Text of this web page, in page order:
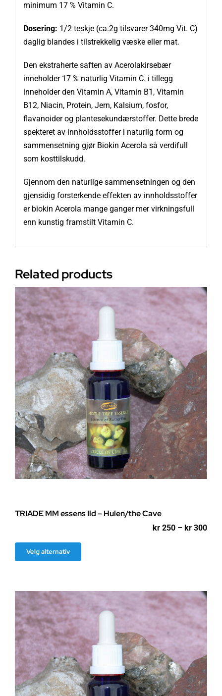
minimum 17 % Vitamin C.
Dosering: 1/2 teskje (ca.2g tilsvarer 340mg Vit. C)
daglig blandes i tilstrekkelig væske eller mat.
Den ekstraherte saften av Acerolakirsebær
inneholder 17 % naturlig Vitamin C. i tillegg
inneholder den Vitamin A, Vitamin B1, Vitamin
B12, Niacin, Protein, Jern, Kalsium, fosfor,
flavanoider og plantesekundærstoffer. Dette brede
spekteret av innholdsstoffer i naturlig form og
sammensetning gjør Biokin Acerola så verdifull
som kosttilskudd.
Gjennom den naturlige sammensetningen og den
gjensidig forsterkende effekten av innholdsstoffer
er biokin Acerola mange ganger mer virkningsfull
enn kunstig framstilt Vitamin C.
Related products
TRIADE MM essens Ild – Hulen/the Cave
kr 250 – kr 300
Velg alternativ
produktet
flere
Alternativene
velges
på
produktsiden